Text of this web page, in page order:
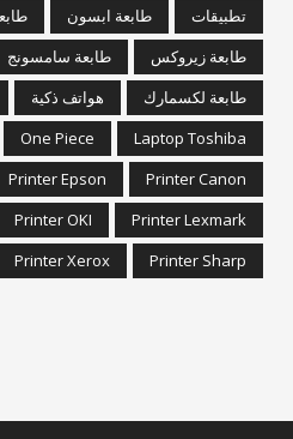
تطبيقات طابعة ابسون
طابعة زيروكس
طابعة سامسونج
طابعة لكسمارك
هواتف ذكية
Laptop Toshiba
One Piece
Printer Canon
Printer Epson
Printer Lexmark
Printer OKI
Printer Sharp
Printer Xerox